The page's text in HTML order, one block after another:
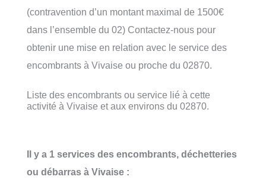
(contravention d’un montant maximal de 1500€
dans l’ensemble du 02) Contactez-nous pour
obtenir une mise en relation avec le service des
encombrants à Vivaise ou proche du 02870.
Liste des encombrants ou service lié à cette
activité à Vivaise et aux environs du 02870.
Il y a 1 services des encombrants, déchetteries
ou débarras à Vivaise :